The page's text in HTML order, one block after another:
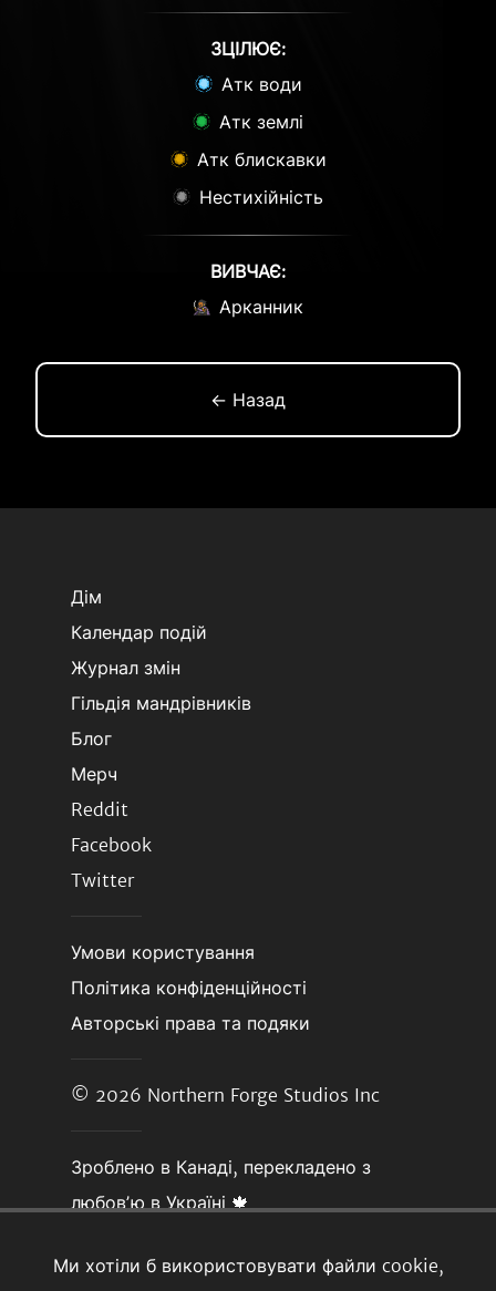
Ми хотіли б використовувати файли cookie,
ЗЦІЛЮЄ:
Атк води
Атк землі
Атк блискавки
Нестихійність
ВИВЧАЄ:
Арканник
← Назад
Дім
Календар подій
Журнал змін
Гільдія мандрівників
Блог
Мерч
Reddit
Facebook
Twitter
Умови користування
Політика конфіденційності
Авторські права та подяки
© 2026 Northern Forge Studios Inc
Зроблено в Канаді, перекладено з
любовʼю в Україні 🍁